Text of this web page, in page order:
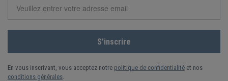
En vous inscrivant, vous acceptez notre politique de confidentialité et nos
conditions générales